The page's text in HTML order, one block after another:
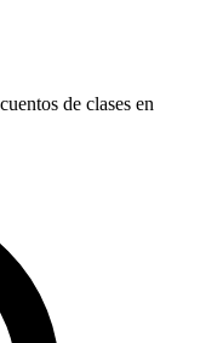
de clases en